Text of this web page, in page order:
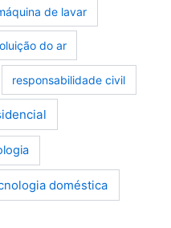
de lavar
do ar
responsabilidade civil
doméstica